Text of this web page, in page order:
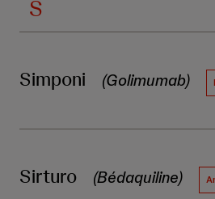
S
Simponi (Golimumab)
Sirturo (Bédaquiline)